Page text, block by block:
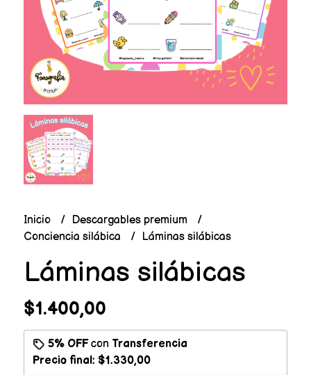
Inicio
Descargables premium
Conciencia silábica
Láminas silábicas
Láminas silábicas
$1.400,00
5% OFFcon Transferencia
Precio final: $1.330,00